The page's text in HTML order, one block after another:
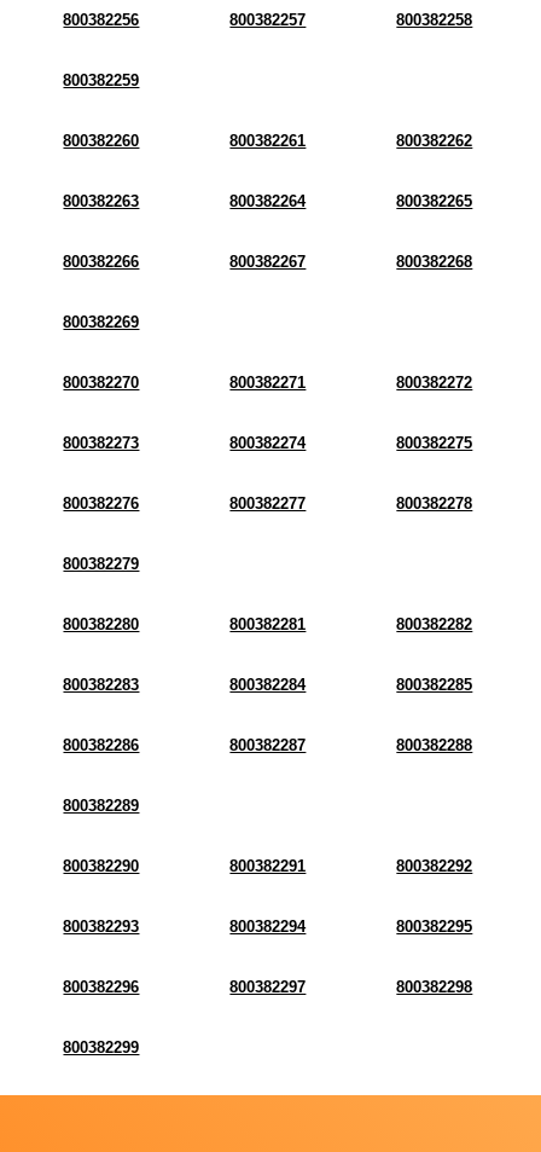
800382256 800382257 800382258
800382259
800382260 800382261 800382262
800382263 800382264 800382265
800382266 800382267 800382268
800382269
800382270 800382271 800382272
800382273 800382274 800382275
800382276 800382277 800382278
800382279
800382280 800382281 800382282
800382283 800382284 800382285
800382286 800382287 800382288
800382289
800382290 800382291 800382292
800382293 800382294 800382295
800382296 800382297 800382298
800382299